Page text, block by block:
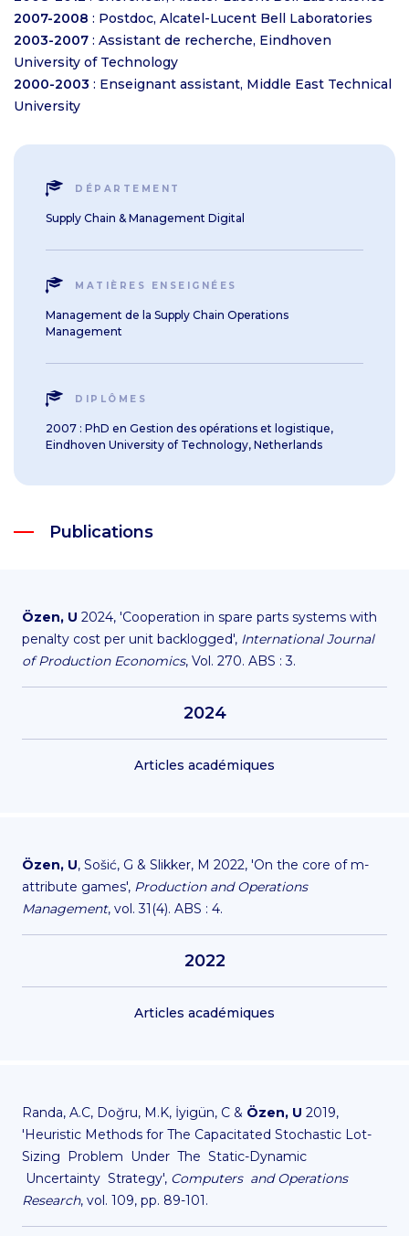
2007-2008 : Postdoc, Alcatel-Lucent Bell Laboratories
2003-2007 : Assistant de recherche, Eindhoven
University of Technology
2000-2003 : Enseignant assistant, Middle East Technical
University
DÉPARTEMENT
Supply Chain & Management Digital
MATIÈRES ENSEIGNÉES
Management de la Supply Chain Operations
Management
DIPLÔMES
2007 : PhD en Gestion des opérations et logistique,
Eindhoven University of Technology, Netherlands
Publications
Özen, U 2024, 'Cooperation in spare parts systems with
penalty cost per unit backlogged', International Journal
of Production Economics, Vol. 270. ABS : 3.
2024
Articles académiques
Özen, U, Sošić, G & Slikker, M 2022, 'On the core of m-
attribute games', Production and Operations
Management, vol. 31(4). ABS : 4.
2022
Articles académiques
Randa, A.C, Doğru, M.K, İyigün, C & Özen, U 2019,
'Heuristic Methods for The Capacitated Stochastic Lot-
Sizing Problem Under The Static-Dynamic
Uncertainty Strategy', Computers and Operations
Research, vol. 109, pp. 89-101.